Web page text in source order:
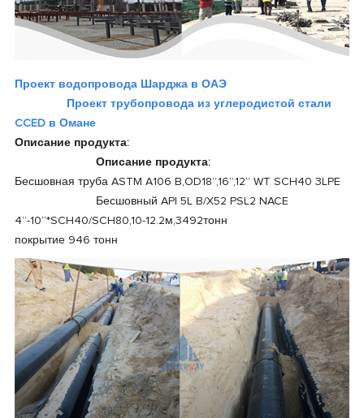
Проект водопровода Шарджа в ОАЭ
Проект трубопровода из углеродистой стали
CCED в Омане
Описание продукта:
Описание продукта:
Бесшовная труба ASTM A106 B,OD18”,16”,12” WT SCH40 3LPE
Бесшовный API 5L B/X52 PSL2 NACE
4”-10”*SCH40/SCH80,10-12.2м,3492тонн
покрытие 946 тонн